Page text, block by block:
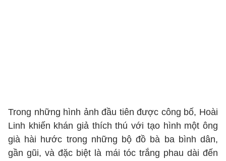
Trong những hình ảnh đầu tiên được công bố, Hoài
Linh khiến khán giả thích thú với tạo hình một ông
già hài hước trong những bộ đồ bà ba bình dân,
gần gũi, và đặc biệt là mái tóc trắng phau dài đến